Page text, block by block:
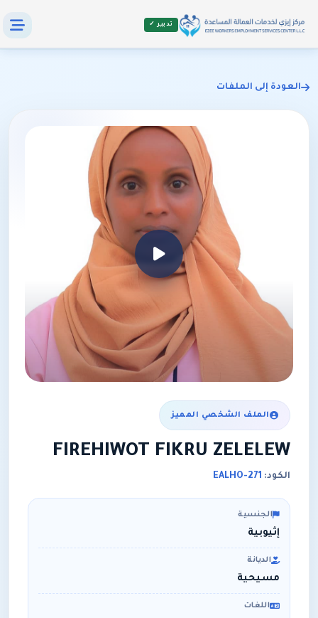
تدبير ✓
العودة إلى الملفات
الملف الشخصي المميز
FIREHIWOT FIKRU ZELELEW
الكود: EALHO-271
الجنسية
إثيوبية
الديانة
مسيحية
اللغات